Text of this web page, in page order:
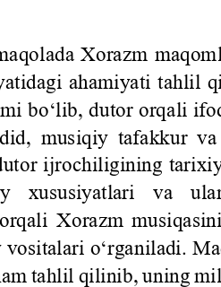
Xorazm
ahamiyati tahlil
bo‘lib, dutor orqali
d, musiqiy tafakkur
ijrochiligining
xususiyatlari   va
Xorazm
o‘rganiladi.
tahlil qilinib, uning